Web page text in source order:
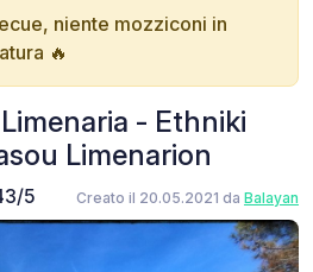
niente mozziconi in
🔥
- Ethniki
Limenarion
5 Creato il 20.05.2021 da Balayan